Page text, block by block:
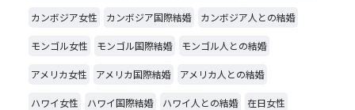
カンボジア女性 カンボジア国際結婚 カンボジア人との結婚
モンゴル女性 モンゴル国際結婚 モンゴル人との結婚
アメリカ女性 アメリカ国際結婚 アメリカ人との結婚
ハワイ女性 ハワイ国際結婚 ハワイ人との結婚 在日女性